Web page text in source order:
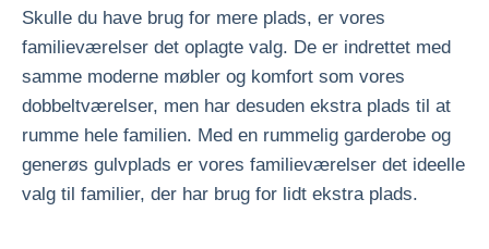
Skulle du have brug for mere plads, er vores
familieværelser det oplagte valg. De er indrettet med
samme moderne møbler og komfort som vores
dobbeltværelser, men har desuden ekstra plads til at
rumme hele familien. Med en rummelig garderobe og
generøs gulvplads er vores familieværelser det ideelle
valg til familier, der har brug for lidt ekstra plads.